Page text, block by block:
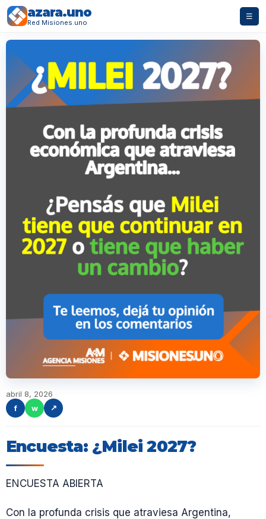
azara.uno
Red Misiones.uno
☰
abril 8, 2026
f
w ↗
Encuesta: ¿Milei 2027?
ENCUESTA ABIERTA
Con la profunda crisis que atraviesa Argentina,